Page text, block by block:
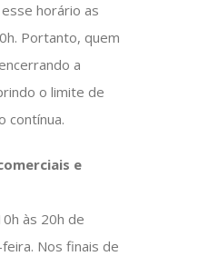
horário as
Portanto, quem
a
o limite de
contínua.
e
às 20h de
Nos finais de